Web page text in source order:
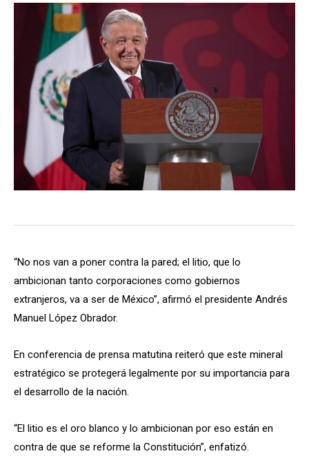
“No nos van a poner contra la pared; el litio, que lo
ambicionan tanto corporaciones como gobiernos
extranjeros, va a ser de México”, afirmó el presidente Andrés
Manuel López Obrador.
En conferencia de prensa matutina reiteró que este mineral
estratégico se protegerá legalmente por su importancia para
el desarrollo de la nación.
“El litio es el oro blanco y lo ambicionan por eso están en
contra de que se reforme la Constitución”, enfatizó.